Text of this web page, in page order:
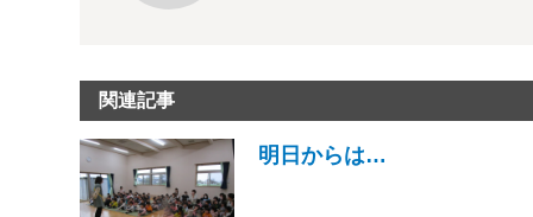
関連記事
明日からは…